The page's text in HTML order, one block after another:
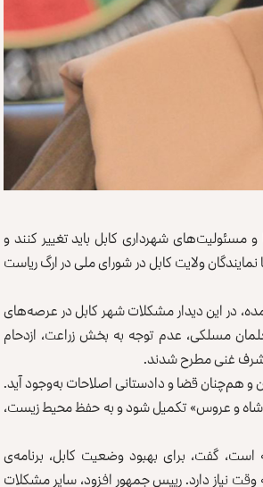
شهرداری کابل باید تغییر کنند و
ولایت کابل در شورای ملی در ارگ ریاست
در این دیدار مشکلات شهر کابل در عرصه‌های
مسلکی، عدم توجه به بخش زراعت، ازدحام
اشرف غنی مطرح شدند.
و هم‌چنان قضا و دادستانی اصلاحات به‌وجود آید.
شاه و عروس» تکمیل شود و به حفظ محیط زیست،
است، گفت، برای بهبود وضعیت کابل، برنامه‌ی
نیاز دارد. رییس جمهور افزود، سایر مشکلات